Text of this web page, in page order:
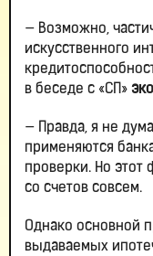
— Возможно,
искусственного
в беседе с «СП»
— Правда, я не
применяются
проверки. Но этот
со счетов совсем.
Однако основной
выдаваемых